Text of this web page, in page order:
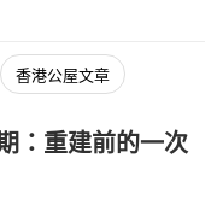
香港公屋文章
：重建前的一次